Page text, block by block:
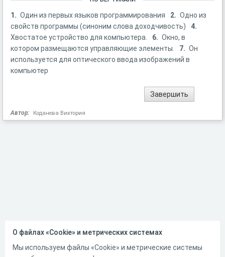
1. Один из первых языков программирования 2. Одно из
свойств программы (синоним слова доходчивость)
4.
Хвостатое устройство для компьютера.
6. Окно, в
котором размещаются управляющие элементы.
7. Он
используется для оптического ввода изображений в
компьютер
Автор: Коданева Виктория
О файлах «Cookie» и метрических системах
Мы используем файлы «Cookie» и метрические системы